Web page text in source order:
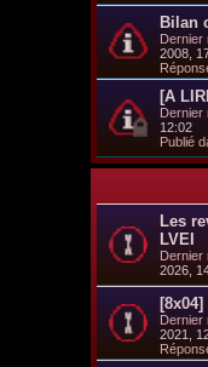
Bilan
Dernier
2008,
[A
Dernier
12:02
Publié
Les
LVEI
Dernier
2026,
Dernier
2021,